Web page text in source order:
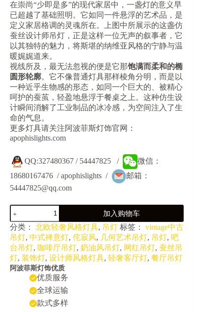
为：
¥1,258.00。
价
格
为：
¥629.00。
在崇尚“少即是多”的现代家居中，一盏灯的意义早
已超越了基础照明。它如同一件悬浮的艺术品，是
定义家居格调的灵魂所在。上图中所展示的这盏仿
蚕丝设计师吊灯，正是这样一位无声的叙事者，它
以其独特的魅力，将斯堪的纳维亚风格的宁静与温
暖娓娓道来。
视线所及，最无法忽视的便是它那饱满而柔和的椭
圆形轮廓。它不像普通灯具那样棱角分明，而是以
一种近乎生物感的形态，如同一个巨大的、被精心
呵护的蚕茧，轻盈地悬浮于餐桌之上。这种仿生设
计瞬间消解了工业制品的冰冷感，为空间注入了生
命的气息。
更多灯具请关注阿波菲斯灯饰官网：
apophislights.com
QQ:327480367 / 54447825 /
微信：
18680167476 / apophislights /
邮箱：
54447825@qq.com
JY40058-
中
古
侘
寂
风
餐
厅
加入购物车
分类： 北欧轻奢风格灯具, 吊灯 标签： vintage中古
吊灯, 中式禅意灯, 侘寂风, 几何艺术吊灯, 吊灯, 吧
台吊灯, 咖啡厅吊灯, 奶油风吊灯, 网红吊灯, 蚕丝吊
灯, 装饰灯, 设计师风格灯具, 轻奢客厅灯, 餐厅吊灯
阿波菲斯灯饰优质
优质服务
全球运输
款式多样